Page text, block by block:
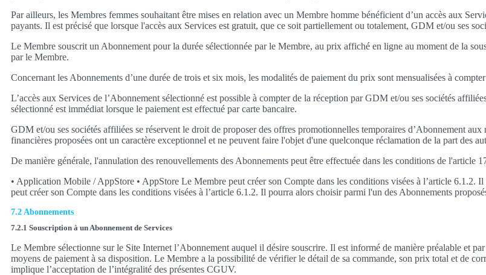
Par ailleurs, les Membres femmes souhaitant être mises en relation avec un Membre homme bénéficient d’un accès aux
payants. Il est précisé que lorsque l'accès aux Services est gratuit, que ce soit partiellement ou totalement, GDM et/ou ses
Le Membre souscrit un Abonnement pour la durée sélectionnée par le Membre, au prix affiché en ligne au moment de la
par le Membre.
Concernant les Abonnements d’une durée de trois et six mois, les modalités de paiement du prix sont mensualisées à
L’accès aux Services de l’Abonnement sélectionné est possible à compter de la réception par GDM et/ou ses sociétés
sélectionné est immédiat lorsque le paiement est effectué par carte bancaire.
GDM et/ou ses sociétés affiliées se réservent le droit de proposer des offres promotionnelles temporaires d’Abonnement
financières proposées ont un caractère exceptionnel et ne peuvent faire l'objet d'une quelconque réclamation de la part des
De manière générale, l'annulation des renouvellements des Abonnements peut être effectuée dans les conditions de l'article
• Application Mobile / AppStore • AppStore Le Membre peut créer son Compte dans les conditions visées à l’article
peut créer son Compte dans les conditions visées à l’article 6.1.2. Il pourra alors choisir parmi l'un des Abonnements
7.2 Abonnements
7.2.1 Souscription à un Abonnement de Services
Le Membre sélectionne sur le Site Internet l’Abonnement auquel il désire souscrire. Il est informé de manière préalable et
moyens de paiement à sa disposition. Le Membre a la possibilité de vérifier le détail de sa commande, son prix total et de
implique l’acceptation de l’intégralité des présentes CGUV.